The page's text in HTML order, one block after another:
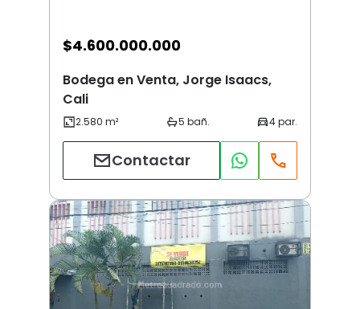
$4.600.000.000
Bodega en Venta, Jorge Isaacs,
Cali
Contactar